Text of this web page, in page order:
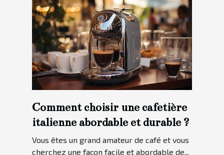
Comment choisir une cafetière
italienne abordable et durable ?
Vous êtes un grand amateur de café et vous
cherchez une façon facile et abordable de...